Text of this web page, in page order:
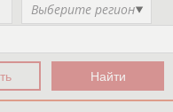
Выберите регион